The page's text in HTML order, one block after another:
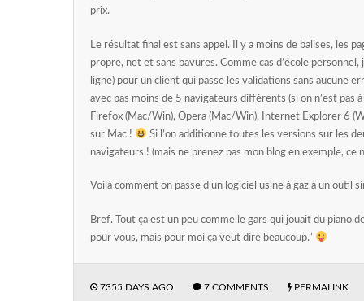
prix.
Le résultat final est sans appel. Il y a moins de balises, les
propre, net et sans bavures. Comme cas d’école personnel,
ligne) pour un client qui passe les validations sans aucune
avec pas moins de 5 navigateurs différents (si on n’est pas
Firefox (Mac/Win), Opera (Mac/Win), Internet Explorer 6
sur Mac !
Si l’on additionne toutes les versions sur les
navigateurs ! (mais ne prenez pas mon blog en exemple, ce
Voilà comment on passe d’un logiciel usine à gaz à un outil
Bref. Tout ça est un peu comme le gars qui jouait du piano
pour vous, mais pour moi ça veut dire beaucoup.”
7355 DAYS AGO 7 COMMENTS PERMALINK